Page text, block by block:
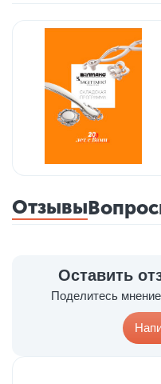
Отзывы
Оставить
Поделитесь